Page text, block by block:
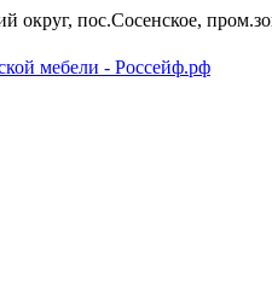
округ, пос.Сосенское,